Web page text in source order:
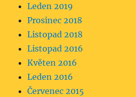
Leden 2019
Prosinec 2018
Listopad 2018
Listopad 2016
Květen 2016
Leden 2016
Červenec 2015